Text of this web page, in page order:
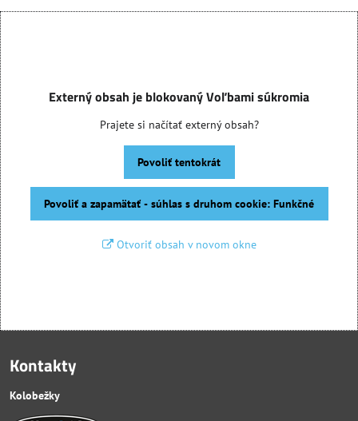
Externý obsah je blokovaný Voľbami súkromia
Prajete si načítať externý obsah?
Povoliť tentokrát
Povoliť a zapamätať - súhlas s druhom cookie: Funkčné
Otvoriť obsah v novom okne
Kontakty
Kolobežky